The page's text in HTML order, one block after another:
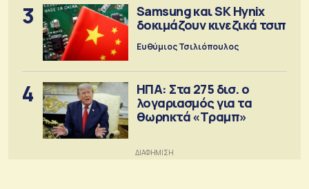
3
Samsung και SK Hynix
δοκιμάζουν κινεζικά τσιπ
Ευθύμιος Τσιλιόπουλος
4
ΗΠΑ: Στα 275 δισ. ο
λογαριασμός για τα
θωρηκτά «Τραμπ»